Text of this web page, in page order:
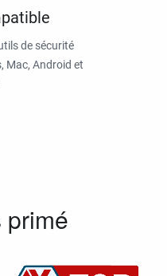
de sécurité
Mac, Android et
primé